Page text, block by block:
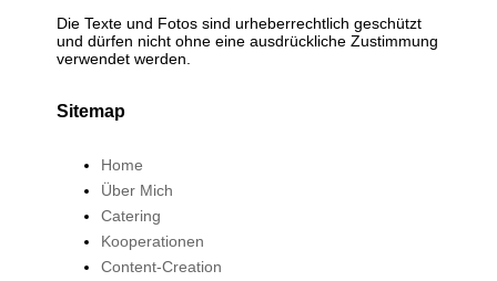
Die Texte und Fotos sind urheberrechtlich geschützt
und dürfen nicht ohne eine ausdrückliche Zustimmung
verwendet werden.
Sitemap
Home
Über Mich
Catering
Kooperationen
Content-Creation